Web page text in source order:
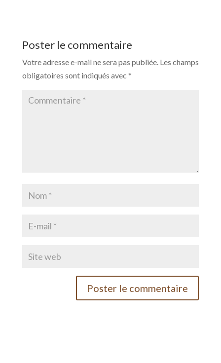
Poster le commentaire
Votre adresse e-mail ne sera pas publiée. Les champs
obligatoires sont indiqués avec *